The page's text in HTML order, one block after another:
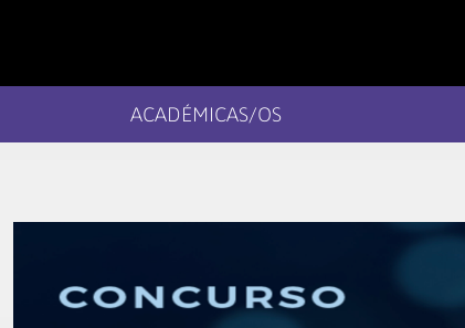
ACADÉMICAS/OS